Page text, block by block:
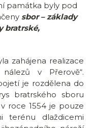
památka byly pod
sbor – základy
bratrské,
zahájena realizace
nálezů v Přerově“.
je rozdělena do
bratrského sboru
roce 1554 je pouze
terénu dlaždicemi